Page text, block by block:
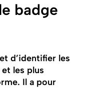
badge
d’identifier les
les plus
Il a pour